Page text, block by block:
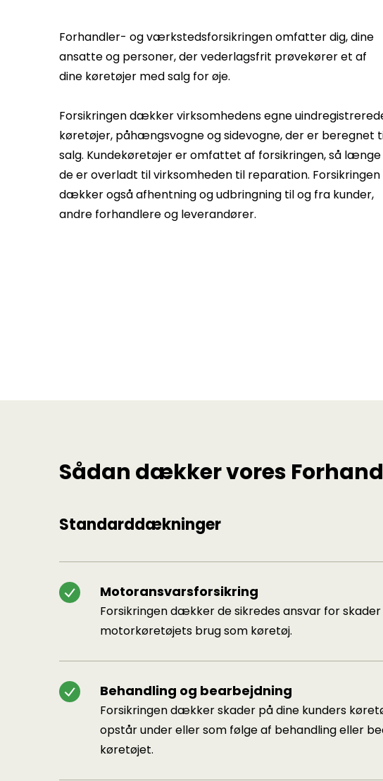
Forhandler- og værkstedsforsikringen omfatter dig, dine
ansatte og personer, der vederlagsfrit prøvekører et af
dine køretøjer med salg for øje.
Forsikringen dækker virksomhedens egne
køretøjer, påhængsvogne og sidevogne, der er beregnet
salg. Kundekøretøjer er omfattet af forsikringen, så længe
de er overladt til virksomheden til reparation. Forsikringen
dækker også afhentning og udbringning til og fra kunder,
andre forhandlere og leverandører.
Sådan dækker vores
Standarddækninger
Motoransvarsforsikring
Forsikringen dækker de sikredes ansvar for
motorkøretøjets brug som køretøj.
Behandling og bearbejdning
Forsikringen dækker skader på dine kunders
opstår under eller som følge af behandling eller
køretøjet.